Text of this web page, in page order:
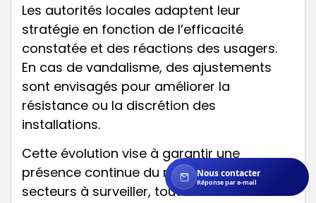
Les autorités locales adaptent leur
stratégie en fonction de l’efficacité
constatée et des réactions des usagers.
En cas de vandalisme, des ajustements
sont envisagés pour améliorer la
résistance ou la discrétion des
installations.
Cette évolution vise à garantir une
présence continue du radar sur les
secteurs à surveiller, tout en limitant les
Nous contacter
Réponse par e-mail